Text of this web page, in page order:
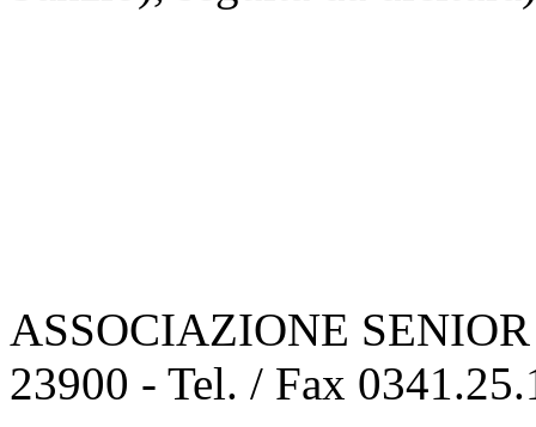
ASSOCIAZIONE
23900 - Tel. / Fax